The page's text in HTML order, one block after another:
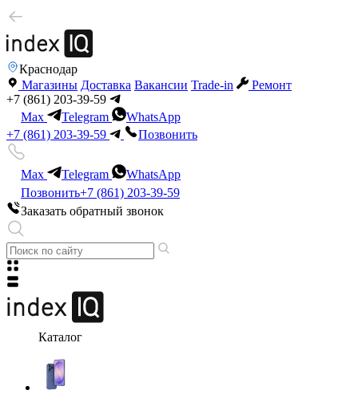
Краснодар
Магазины Доставка Вакансии Trade-in
Ремонт
+7 (861) 203-39-59
Max
Telegram
WhatsApp
+7 (861) 203-39-59
Позвонить
Max Telegram
WhatsApp
Позвонить+7 (861) 203-39-59
Заказать обратный звонок
Каталог